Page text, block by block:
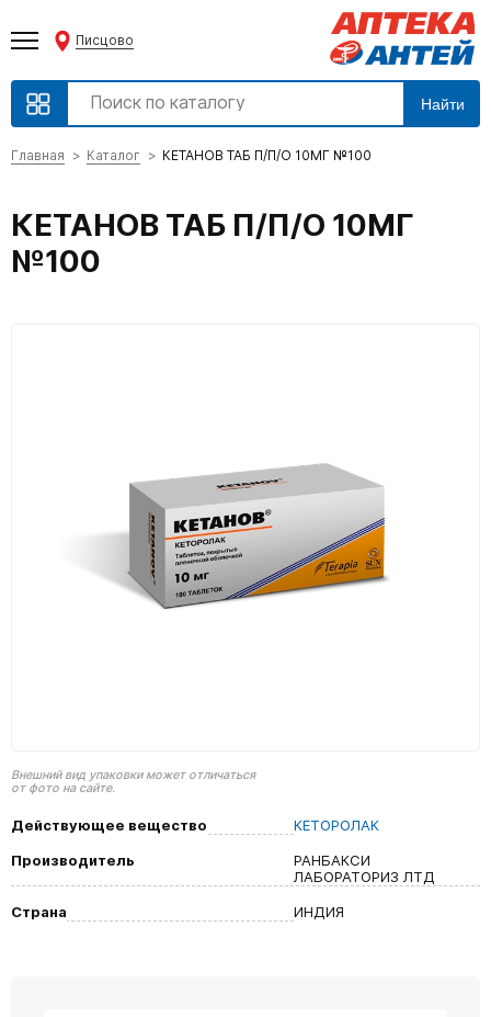
Писцово
Найти
Главная Каталог КЕТАНОВ ТАБ П/П/О 10МГ №100
КЕТАНОВ ТАБ П/П/О 10МГ
№100
Внешний вид упаковки может отличаться
от фото на сайте.
Действующее вещество
КЕТОРОЛАК
Производитель
РАНБАКСИ
ЛАБОРАТОРИЗ ЛТД
Страна
ИНДИЯ